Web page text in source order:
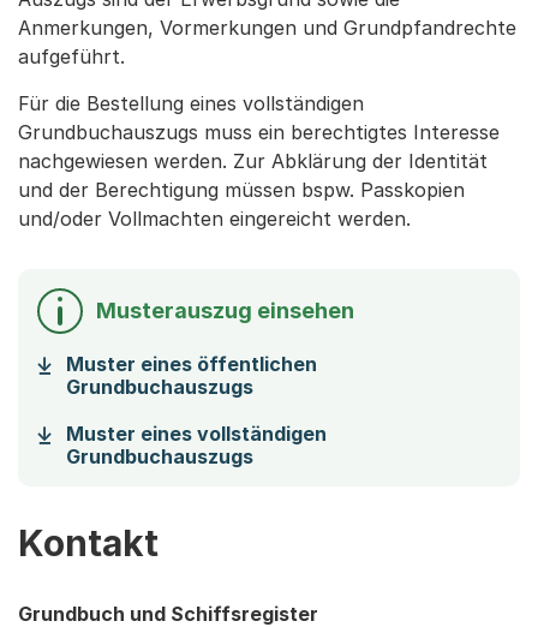
Anmerkungen, Vormerkungen und Grundpfandrechte
aufgeführt.
Für die Bestellung eines vollständigen
Grundbuchauszugs muss ein berechtigtes Interesse
nachgewiesen werden. Zur Abklärung der Identität
und der Berechtigung müssen bspw. Passkopien
und/oder Vollmachten eingereicht werden.
Musterauszug einsehen
Muster eines öffentlichen
Grundbuchauszugs(Startet einen Download)
Muster eines vollständigen
Grundbuchauszugs(Startet einen Download)
Kontakt
Grundbuch und Schiffsregister